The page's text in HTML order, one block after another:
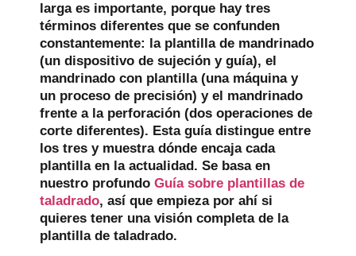
larga es importante, porque hay tres
términos diferentes que se confunden
constantemente: la plantilla de mandrinado
(un dispositivo de sujeción y guía), el
mandrinado con plantilla (una máquina y
un proceso de precisión) y el mandrinado
frente a la perforación (dos operaciones de
corte diferentes). Esta guía distingue entre
los tres y muestra dónde encaja cada
plantilla en la actualidad. Se basa en
nuestro profundo Guía sobre plantillas de
taladrado, así que empieza por ahí si
quieres tener una visión completa de la
plantilla de taladrado.